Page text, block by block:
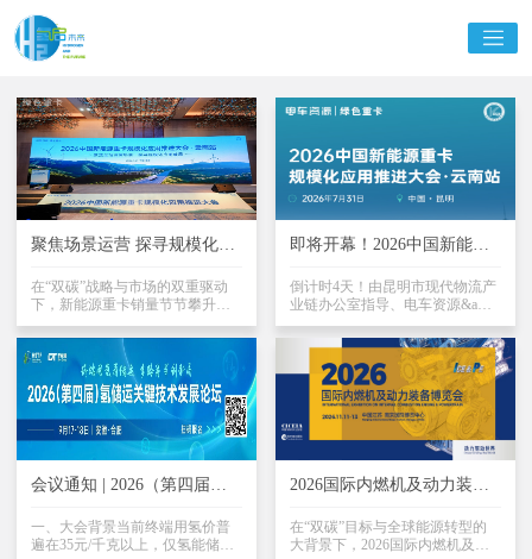
聚焦场景运营 探寻规模化运
规模化应用推进大会·云南站
成功举行
在“双碳”战略与市场的双重驱动
下，新能源重卡销量节节攀升，
市场渗透率屡创新高。新能源重
卡产品质量稳步提升、能耗逐步
下降、智能化水平快速提升、运
营模式不断创新、运营规模持续
扩大、车电网融合发展、以旧换
新、补能网络加速建设等加速推
动重卡新能源化。聚焦场景化运
营，推动新能源重卡规模化应用
已是大势所趋。在政策与市场的
双重驱动下，2026年，云南新能
础设施完善、盈利模式重构的关
键阶段...
即将开幕！2026中国新能源
南站议程大曝光！
倒计时4天！由昆明市现代物流产
业链办公室指导、电车资源&amp;
绿色重卡与昆明市供应链协会联
合主办、亿信恒达协办的“2026中
国新能源重卡规模化应用推进大
会·云南站”将于2026年7月31日在
昆明盛大开幕。在“零碳运输走廊
建设”与“十五五”绿色低碳转型规
划的引领下，国内公路重卡电动
化已进入全面替换周期。纵观全
国区域市场，云南年公路货运量
达15亿吨，公路货运占比95%，
新能源重卡应用标杆。云南...
会议通知 | 2026（第四届）
月17-18日，合肥）
一、大会背景当前终端用氢价普
遍在35元/千克以上，仅氢能储运
2026国际内燃机及动力装备
会议活动体系逐步落地
在“双碳”目标与全球能源转型的
大背景下，2026国际内燃机及动